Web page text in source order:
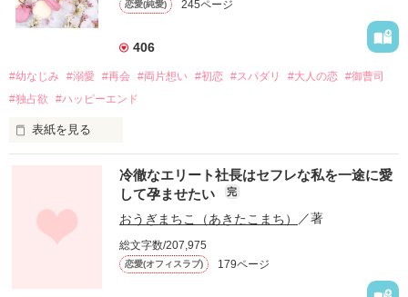
恋愛(純愛) 245ページ
406
#幼なじみ #溺愛 #再会 #両片想い #初恋 #スパダリ #大人の恋 #御曹司
#独占欲
#ハッピーエンド
表紙を見る
幼なじみの哲平に淡い恋心を抱いていた美桜。
しかし、ある出来事をきっかけに二人の関係は壊れてしまう。
関係修復もできないまま、美桜は両親の離婚によって
引っ越すことになり、哲平とも離れ離れになった。
冷徹なエリート社長はセフレな私を一途に愛
して孕ませたい
完
おうぎまちこ（あきたこまち） ／著
総文字数/207,975
恋愛(オフィスラブ) 179ページ